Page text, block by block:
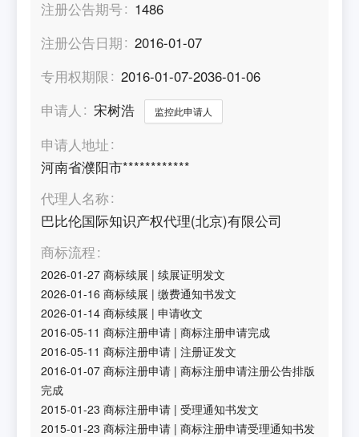
注册公告期号
1486
注册公告日期
2016-01-07
专用权期限
2016-01-07-2036-01-06
申请人
宋树浩 监控此申请人
申请人地址
河南省濮阳市************
代理人名称
巴比伦国际知识产权代理(北京)有限公司
商标流程
2026-01-27 商标续展 |续展证明发文
2026-01-16 商标续展 |缴费通知书发文
2026-01-14 商标续展 |申请收文
2016-05-11 商标注册申请 |商标注册申请完成
2016-05-11 商标注册申请 |注册证发文
2016-01-07 商标注册申请 |商标注册申请注册公告排版
完成
2015-01-23 商标注册申请 |受理通知书发文
2015-01-23 商标注册申请 |商标注册申请受理通知书发